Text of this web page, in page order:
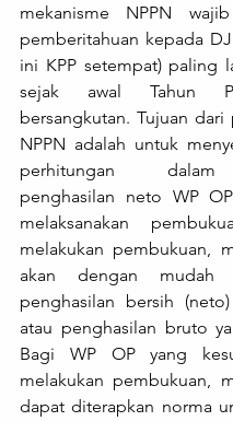
mekanisme NPPN
pemberitahuan kepada
ini KPP setempat) paling
sejak awal Tahun
bersangkutan. Tujuan dari
NPPN adalah untuk
perhitungan
penghasilan neto WP
melaksanakan
melakukan pembukuan,
akan dengan mudah
penghasilan bersih
atau penghasilan bruto
Bagi WP OP yang
melakukan pembukuan,
dapat diterapkan norma